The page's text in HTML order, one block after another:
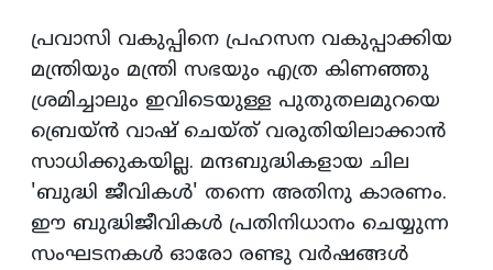
പ്രവാസി വകുപ്പിനെ പ്രഹസന വകുപ്പാക്കിയ
മന്ത്രിയും മന്ത്രി സഭയും എത്ര കിണഞ്ഞു
ശ്രമിച്ചാലും ഇവിടെയുള്ള പുതുതലമുറയെ
ബ്രെയ്‌ന്‍ വാഷ്‌ ചെയ്‌ത്‌ വരുതിയിലാക്കാന്‍
സാധിക്കുകയില്ല. മന്ദബുദ്ധികളായ ചില
'ബുദ്ധി ജീവികള്‍' തന്നെ അതിനു കാരണം.
ഈ ബുദ്ധിജീവികള്‍ പ്രതിനിധാനം ചെയ്യുന്ന
സംഘടനകള്‍ ഓരോ രണ്ടു വര്‍ഷങ്ങള്‍